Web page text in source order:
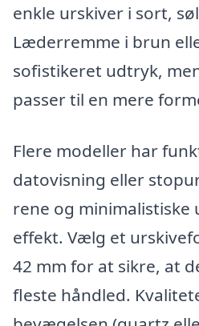
enkle urskiver i sort,
Læderremme i brun
sofistikeret udtryk,
passer til en mere
Flere modeller har
datovisning eller
rene og minimalistiske
effekt. Vælg et
42 mm for at sikre, at
fleste håndled.